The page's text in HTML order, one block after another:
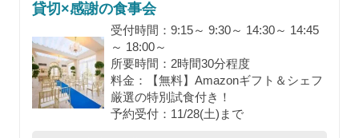
貸切×感謝の食事会
受付時間：9:15～ 9:30～ 14:30～ 14:45
～ 18:00～
所要時間：2時間30分程度
料金：【無料】Amazonギフト＆シェフ
厳選の特別試食付き！
予約受付：11/28(土)まで